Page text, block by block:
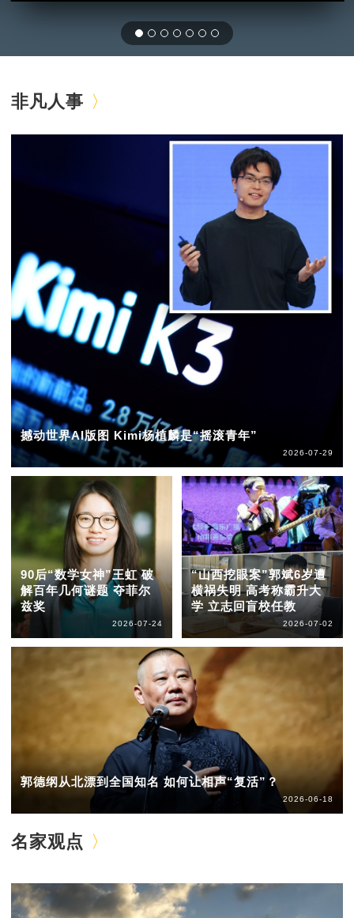
非凡人事
撼动世界AI版图 Kimi杨植麟是“摇滚青年”
2026-07-29
90后“数学女神”王虹 破
解百年几何谜题 夺菲尔
兹奖
2026-07-24
“山西挖眼案”郭斌6岁遭
横祸失明 高考称霸升大
学 立志回盲校任教
2026-07-02
郭德纲从北漂到全国知名 如何让相声“复活”？
2026-06-18
名家观点